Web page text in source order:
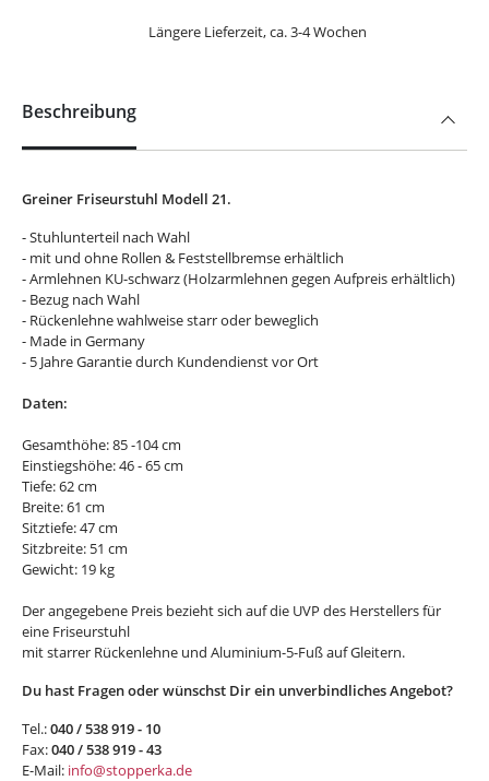
Längere Lieferzeit, ca. 3-4 Wochen
Beschreibung
Greiner Friseurstuhl Modell 21.
- Stuhlunterteil nach Wahl
- mit und ohne Rollen & Feststellbremse erhältlich
- Armlehnen KU-schwarz (Holzarmlehnen gegen Aufpreis erhältlich)
- Bezug nach Wahl
- Rückenlehne wahlweise starr oder beweglich
- Made in Germany
- 5 Jahre Garantie durch Kundendienst vor Ort
Daten:
Gesamthöhe: 85 -104 cm
Einstiegshöhe: 46 - 65 cm
Tiefe: 62 cm
Breite: 61 cm
Sitztiefe: 47 cm
Sitzbreite: 51 cm
Gewicht: 19 kg
Der angegebene Preis bezieht sich auf die UVP des Herstellers für
eine Friseurstuhl
mit starrer Rückenlehne und Aluminium-5-Fuß auf Gleitern.
Du hast Fragen oder wünschst Dir ein unverbindliches Angebot?
Tel.:040 / 538 919 - 10
Fax:040 / 538 919 - 43
E-Mail: info@stopperka.de